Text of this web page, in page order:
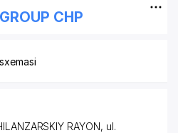
CHP
RAYON, ul.